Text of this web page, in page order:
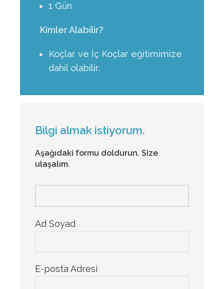
1 Gün
Kimler Alabilir?
Koçlar ve İç Koçlar eğitimimize
dahil olabilir.
Bilgi almak istiyorum.
Aşağıdaki formu doldurun. Size
ulaşalım.
Ad Soyad
E-posta Adresi